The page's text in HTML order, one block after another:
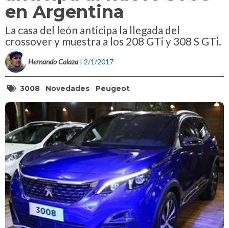
en Argentina
La casa del león anticipa la llegada del
crossover y muestra a los 208 GTi y 308 S GTi.
Hernando Calaza | 2/1/2017
3008 Novedades Peugeot